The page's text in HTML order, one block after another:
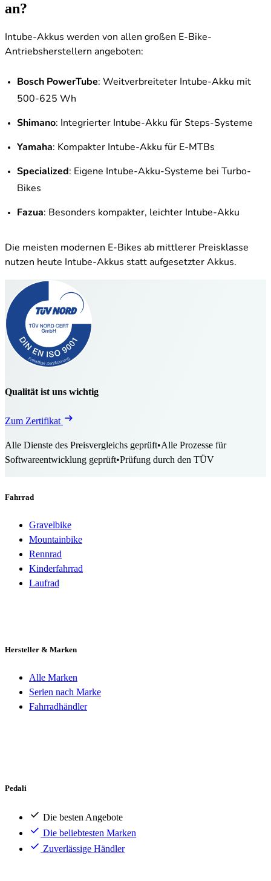
an?
Intube-Akkus werden von allen großen E-Bike-
Antriebsherstellern angeboten:
Bosch PowerTube: Weitverbreiteter Intube-Akku mit
500-625 Wh
Shimano: Integrierter Intube-Akku für Steps-Systeme
Yamaha: Kompakter Intube-Akku für E-MTBs
Specialized: Eigene Intube-Akku-Systeme bei Turbo-
Bikes
Fazua: Besonders kompakter, leichter Intube-Akku
Die meisten modernen E-Bikes ab mittlerer Preisklasse
nutzen heute Intube-Akkus statt aufgesetzter Akkus.
Qualität ist uns wichtig
Zum Zertifikat
Alle Dienste des Preisvergleichs geprüft•Alle Prozesse für
Softwareentwicklung geprüft•Prüfung durch den TÜV
Fahrrad
Gravelbike
Mountainbike
Rennrad
Kinderfahrrad
Laufrad
Hersteller & Marken
Alle Marken
Serien nach Marke
Fahrradhändler
Pedali
Die besten Angebote
Die beliebtesten Marken
Zuverlässige Händler